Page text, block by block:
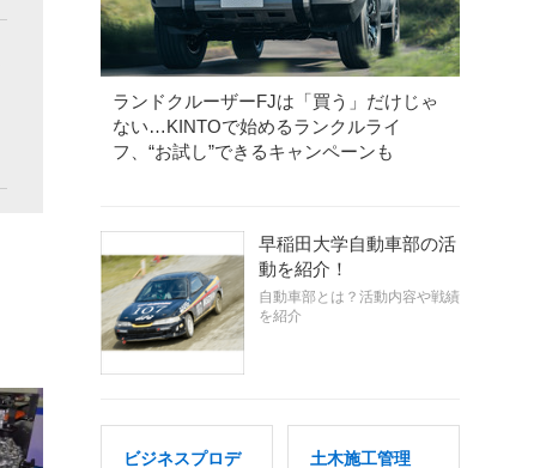
ランドクルーザーFJは「買う」だけじゃ
ない…KINTOで始めるランクルライ
フ、“お試し”できるキャンペーンも
早稲田大学自動車部の活
動を紹介！
自動車部とは？活動内容や戦績
を紹介
ビジネスプロデ
土木施工管理